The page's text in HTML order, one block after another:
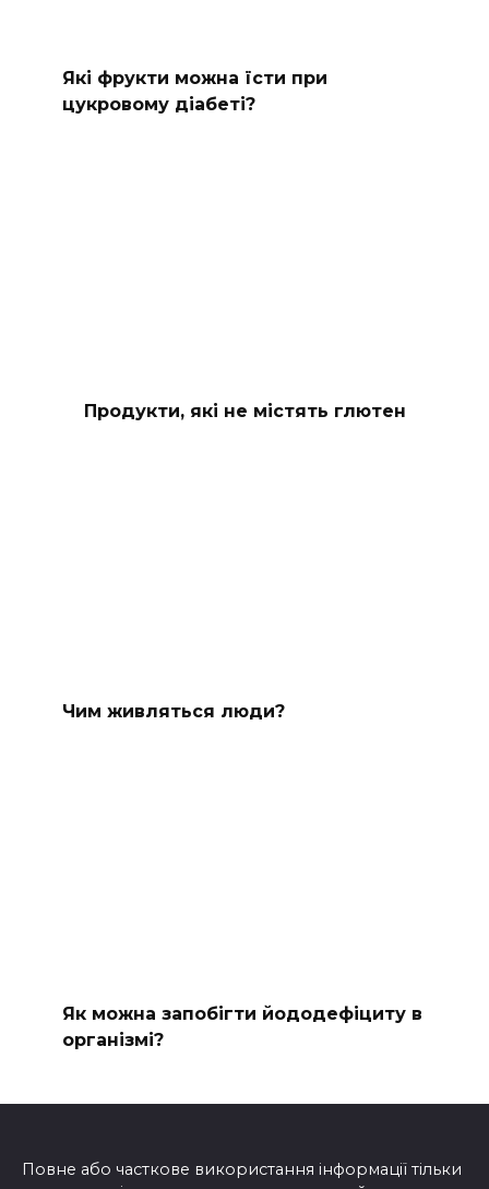
Які фрукти можна їсти при
цукровому діабеті?
Продукти, які не містять глютен
Чим живляться люди?
Як можна запобігти йододефіциту в
організмі?
Повне або часткове використання інформації тільки